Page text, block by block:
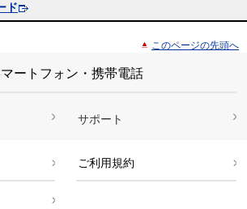
ド
このページの先頭へ
マートフォン・携帯電話
サポート
ご利用規約